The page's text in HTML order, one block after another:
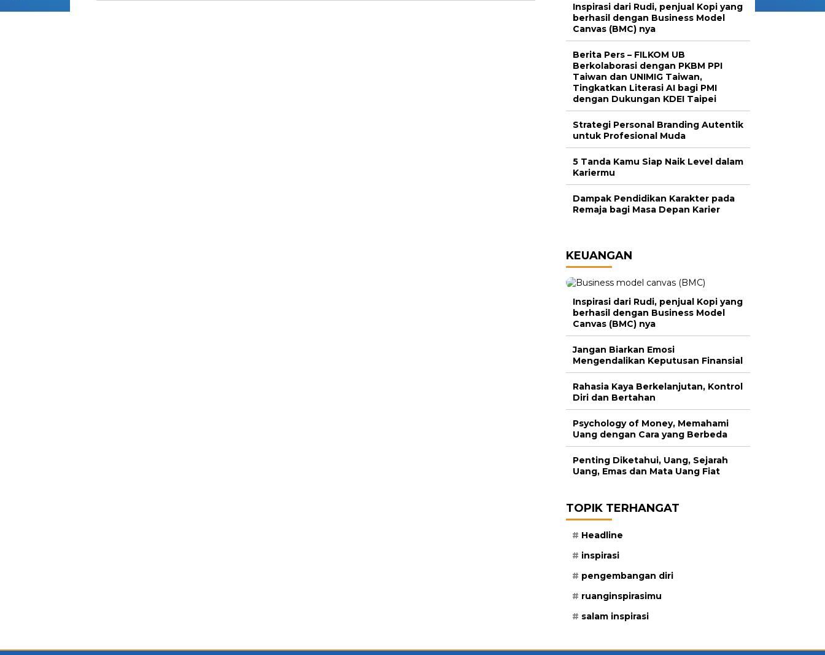
Inspirasi dari Rudi, penjual Kopi yang
berhasil dengan Business Model
Canvas (BMC) nya
Berita Pers – FILKOM UB
Berkolaborasi dengan PKBM PPI
Taiwan dan UNIMIG Taiwan,
Tingkatkan Literasi AI bagi PMI
dengan Dukungan KDEI Taipei
Strategi Personal Branding Autentik
untuk Profesional Muda
5 Tanda Kamu Siap Naik Level dalam
Kariermu
Dampak Pendidikan Karakter pada
Remaja bagi Masa Depan Karier
KEUANGAN
Inspirasi dari Rudi, penjual Kopi yang
berhasil dengan Business Model
Canvas (BMC) nya
Jangan Biarkan Emosi
Mengendalikan Keputusan Finansial
Rahasia Kaya Berkelanjutan, Kontrol
Diri dan Bertahan
Psychology of Money, Memahami
Uang dengan Cara yang Berbeda
Penting Diketahui, Uang, Sejarah
Uang, Emas dan Mata Uang Fiat
TOPIK TERHANGAT
Headline
inspirasi
pengembangan diri
ruanginspirasimu
salam inspirasi